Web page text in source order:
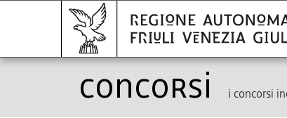
Concorsi i concorsi